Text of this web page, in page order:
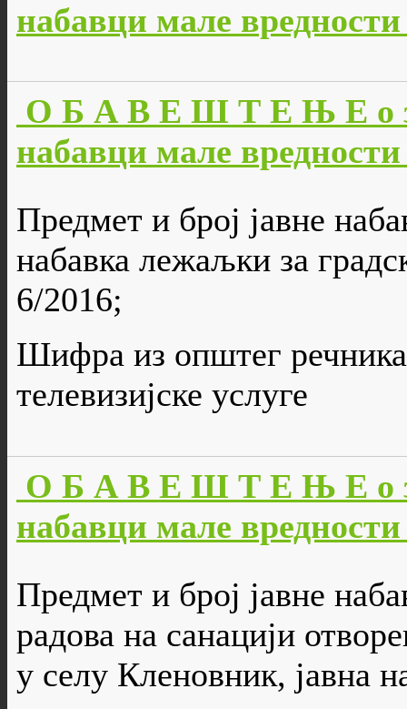
набавци мале
О Б А В Е Ш Т Е Њ Е о
набавци мале
Предмет и број јавне
набавка лежаљки за
6/2016;
Шифра из општег
телевизијске услуге
О Б А В Е Ш Т Е Њ Е о
набавци мале
Предмет и број јавне
радова на санацији
у селу Кленовник, јавна